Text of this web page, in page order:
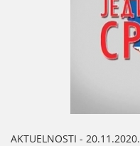
AKTUELNOSTI - 20.11.2020.